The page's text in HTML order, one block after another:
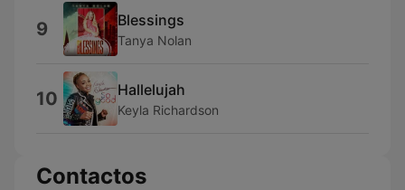
9 Blessings
Tanya Nolan
10 Hallelujah
Keyla Richardson
Contactos